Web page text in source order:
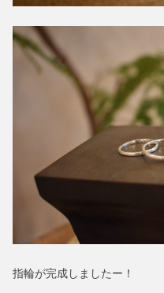
指輪が完成しましたー！